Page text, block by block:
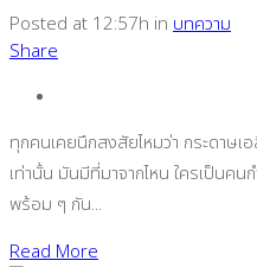
Posted at 12:57h in บทความ
Share
ทุกคนเคยนึกสงสัยไหมว่า กระดาษเ
เท่านั้น มันมีที่มาจากไหน ใครเป็นคน
พร้อม ๆ กัน...
Read More